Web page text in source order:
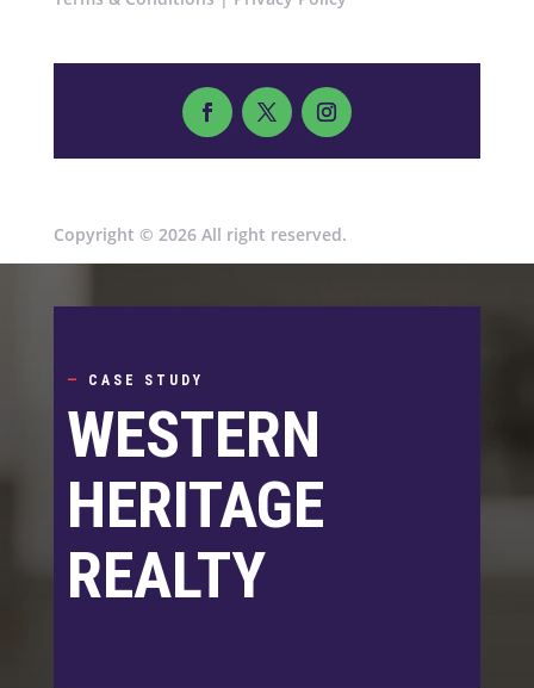
Copyright © 2026 All right reserved.
— CASE STUDY
WESTERN
HERITAGE
REALTY